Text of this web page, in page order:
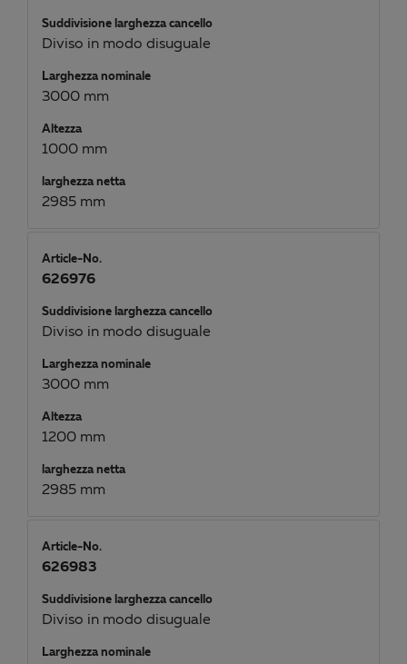
Suddivisione larghezza cancello
Diviso in modo disuguale
Larghezza nominale
3000 mm
Altezza
1000 mm
larghezza netta
2985 mm
Article-No.
626976
Suddivisione larghezza cancello
Diviso in modo disuguale
Larghezza nominale
3000 mm
Altezza
1200 mm
larghezza netta
2985 mm
Article-No.
626983
Suddivisione larghezza cancello
Diviso in modo disuguale
Larghezza nominale